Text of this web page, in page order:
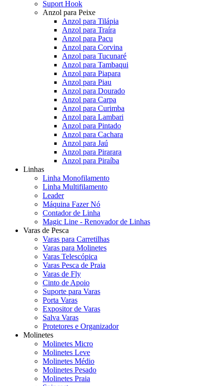
Suport Hook
Anzol para Peixe
Anzol para Tilápia
Anzol para Traíra
Anzol para Pacu
Anzol para Corvina
Anzol para Tucunaré
Anzol para Tambaqui
Anzol para Piapara
Anzol para Piau
Anzol para Dourado
Anzol para Carpa
Anzol para Curimba
Anzol para Lambari
Anzol para Pintado
Anzol para Cachara
Anzol para Jaú
Anzol para Pirarara
Anzol para Piraíba
Linhas
Linha Monofilamento
Linha Multifilamento
Leader
Máquina Fazer Nó
Contador de Linha
Magic Line - Renovador de Linhas
Varas de Pesca
Varas para Carretilhas
Varas para Molinetes
Varas Telescópica
Varas Pesca de Praia
Varas de Fly
Cinto de Apoio
Suporte para Varas
Porta Varas
Expositor de Varas
Salva Varas
Protetores e Organizador
Molinetes
Molinetes Micro
Molinetes Leve
Molinetes Médio
Molinetes Pesado
Molinetes Praia